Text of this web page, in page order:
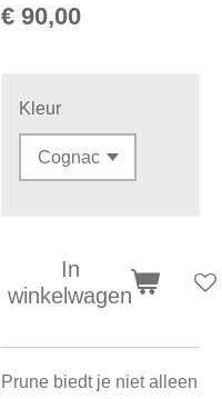
€ 90,00
Kleur
In
winkelwagen
Prune biedt je niet alleen